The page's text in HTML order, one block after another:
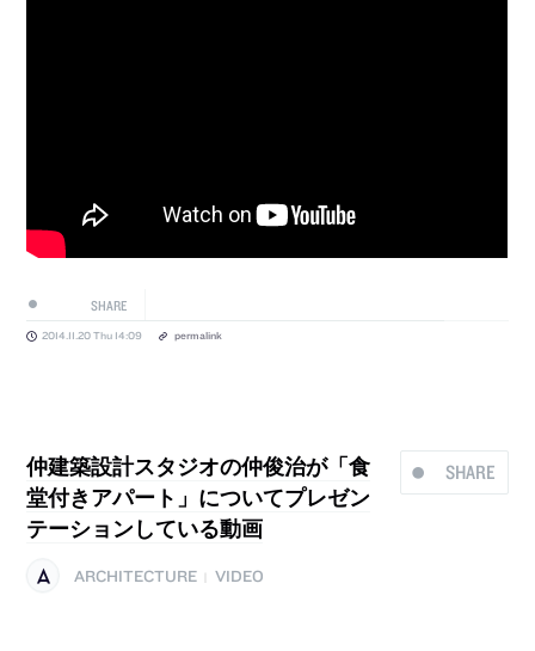
SHARE
2014.11.20 Thu 14:09 permalink
SHARE
仲建築設計スタジオの仲俊治が「食
堂付きアパート」についてプレゼン
テーションしている動画
ARCHITECTURE VIDEO